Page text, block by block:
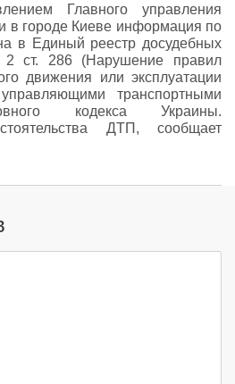
Главного управления
в городе Киеве информация по
в Единый реестр досудебных
2 ст. 286 (Нарушение правил
движения или эксплуатации
транспортными
кодекса Украины.
ДТП, сообщает